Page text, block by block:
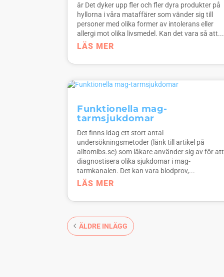
är Det dyker upp fler och fler dyra produkter på
hyllorna i våra mataffärer som vänder sig till
personer med olika former av intolerans eller
allergi mot olika livsmedel. Kan det vara så att...
LÄS MER
Funktionella mag-
tarmsjukdomar
Det finns idag ett stort antal
undersökningsmetoder (länk till artikel på
alltomibs.se) som läkare använder sig av för att
diagnostisera olika sjukdomar i mag-
tarmkanalen. Det kan vara blodprov,...
LÄS MER
ÄLDRE INLÄGG